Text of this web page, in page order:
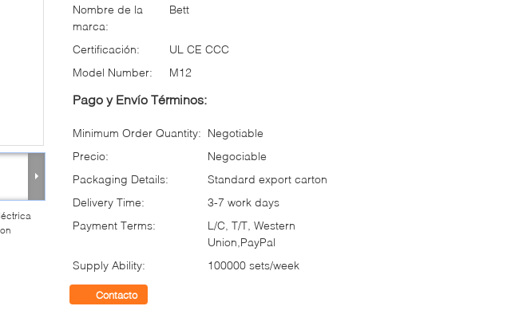
Nombre de la
marca:
Bett
Certificación:
UL CE CCC
Model Number:
M12
Pago y Envío Términos:
Minimum Order Quantity: Negotiable
Precio:
Negociable
Packaging Details:
Standard export carton
Delivery Time:
3-7 work days
Payment Terms:
L/C, T/T, Western
Union,PayPal
Supply Ability:
100000 sets/week
Contacto